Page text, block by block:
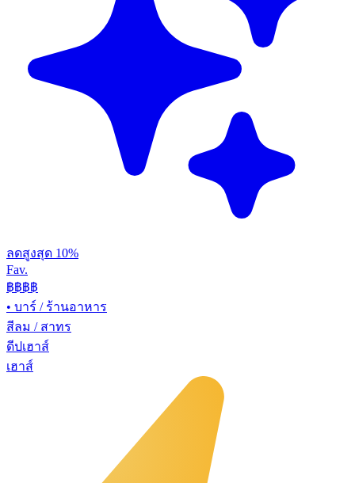
ลดสูงสุด 10%
Fav.
฿฿฿฿
• บาร์ / ร้านอาหาร
สีลม / สาทร
ดีปเฮาส์
เฮาส์